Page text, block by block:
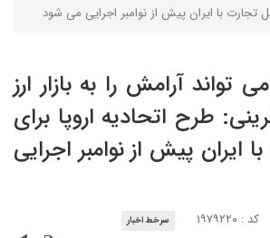
تجارت با ایران پیش از نوامبر اجرایی می شود
آرامش را به بازار ارز
طرح اتحادیه اروپا برای
ایران پیش از نوامبر اجرایی
کد : ۱۹۷۹۲۲۰ سرخط اخبار